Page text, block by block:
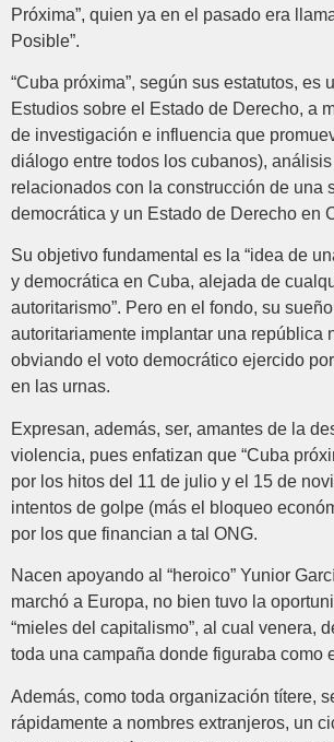
Próxima”, quien ya en el pasado era
Posible”.
“Cuba próxima”, según sus estatutos, es
Estudios sobre el Estado de Derecho, a
de investigación e influencia que
diálogo entre todos los cubanos),
relacionados con la construcción de una
democrática y un Estado de Derecho en
Su objetivo fundamental es la “idea de
y democrática en Cuba, alejada de
autoritarismo”. Pero en el fondo, su
autoritariamente implantar una república
obviando el voto democrático ejercido
en las urnas.
Expresan, además, ser, amantes de la
violencia, pues enfatizan que “Cuba
por los hitos del 11 de julio y el 15 de
intentos de golpe (más el bloqueo
por los que financian a tal ONG.
Nacen apoyando al “heroico” Yunior
marchó a Europa, no bien tuvo la
“mieles del capitalismo”, al cual venera,
toda una campaña donde figuraba como
Además, como toda organización títere,
rápidamente a nombres extranjeros, un